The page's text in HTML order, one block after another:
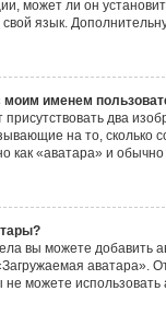
может ли он
язык.
моим именем
присутствовать два
на то,
как «аватара» и
вы можете добавить
аватара».
не можете